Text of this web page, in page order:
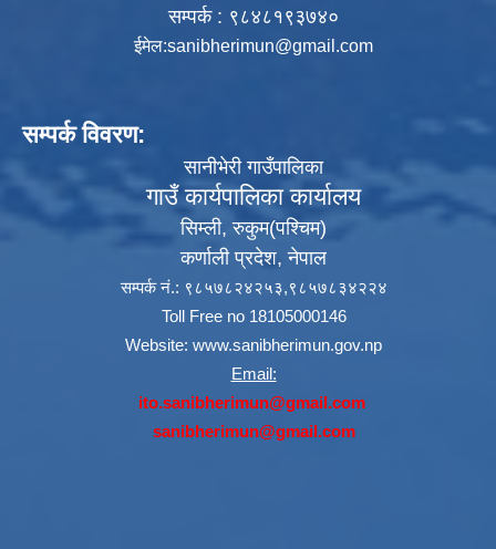
सम्पर्क : ९८४८१९३७४०
ईमेल:sanibherimun@gmail.com
सम्पर्क विवरण:
सानीभेरी गाउँपालिका
गाउँ कार्यपालिका कार्यालय
सिम्ली, रुकुम(पश्‍चिम)
कर्णाली प्रदेश, नेपाल
सम्पर्क नं.: ९८५७८२४२५३,९८५७८३४२२४
Toll Free no 18105000146
Website: www.sanibherimun.gov.np
Email:
ito.sanibherimun@gmail.com
sanibherimun@gmail.com